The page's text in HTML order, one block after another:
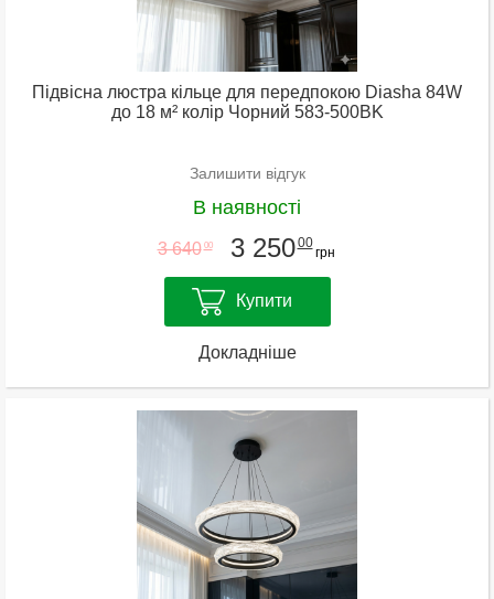
Підвісна люстра кільце для передпокою Diasha 84W
до 18 м² колір Чорний 583-500BK
Залишити відгук
В наявності
3 640 00 3 25000
грн
Купити
Докладніше